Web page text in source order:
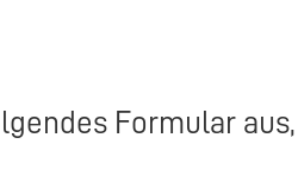
Formular